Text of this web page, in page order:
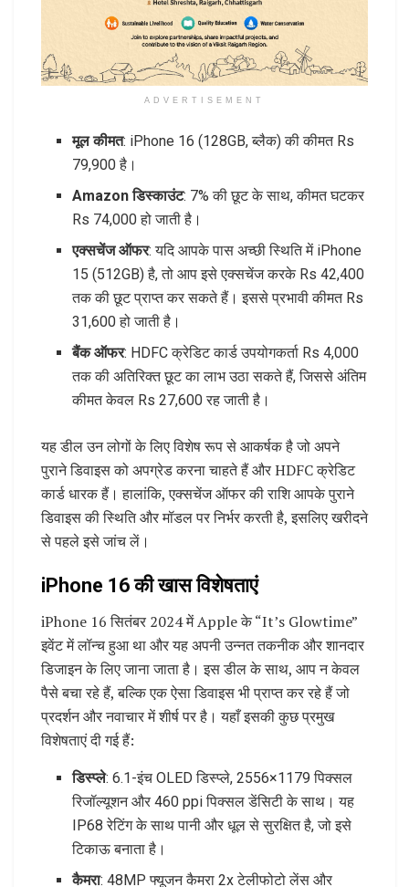
ADVERTISEMENT
मूल कीमत: iPhone 16 (128GB, ब्लैक) की कीमत Rs
79,900 है।
Amazon डिस्काउंट: 7% की छूट के साथ, कीमत घटकर
Rs 74,000 हो जाती है।
एक्सचेंज ऑफर: यदि आपके पास अच्छी स्थिति में iPhone
15 (512GB) है, तो आप इसे एक्सचेंज करके Rs 42,400
तक की छूट प्राप्त कर सकते हैं। इससे प्रभावी कीमत Rs
31,600 हो जाती है।
बैंक ऑफर: HDFC क्रेडिट कार्ड उपयोगकर्ता Rs 4,000
तक की अतिरिक्त छूट का लाभ उठा सकते हैं, जिससे अंतिम
कीमत केवल Rs 27,600 रह जाती है।
यह डील उन लोगों के लिए विशेष रूप से आकर्षक है जो अपने
पुराने डिवाइस को अपग्रेड करना चाहते हैं और HDFC क्रेडिट
कार्ड धारक हैं। हालांकि, एक्सचेंज ऑफर की राशि आपके पुराने
डिवाइस की स्थिति और मॉडल पर निर्भर करती है, इसलिए खरीदने
से पहले इसे जांच लें।
iPhone 16 की खास विशेषताएं
iPhone 16 सितंबर 2024 में Apple के “It’s Glowtime”
इवेंट में लॉन्च हुआ था और यह अपनी उन्नत तकनीक और शानदार
डिजाइन के लिए जाना जाता है। इस डील के साथ, आप न केवल
पैसे बचा रहे हैं, बल्कि एक ऐसा डिवाइस भी प्राप्त कर रहे हैं जो
प्रदर्शन और नवाचार में शीर्ष पर है। यहाँ इसकी कुछ प्रमुख
विशेषताएं दी गई हैं:
डिस्प्ले: 6.1-इंच OLED डिस्प्ले, 2556×1179 पिक्सल
रिजॉल्यूशन और 460 ppi पिक्सल डेंसिटी के साथ। यह
IP68 रेटिंग के साथ पानी और धूल से सुरक्षित है, जो इसे
टिकाऊ बनाता है।
कैमरा: 48MP फ्यूजन कैमरा 2x टेलीफोटो लेंस और